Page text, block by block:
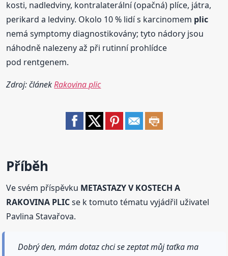
kosti, nadledviny, kontralaterální (opačná) plíce, játra,
perikard a ledviny. Okolo 10 % lidí s karcinomem plic
nemá symptomy diagnostikovány; tyto nádory jsou
náhodně nalezeny až při rutinní prohlídce
pod rentgenem.
Zdroj: článekRakovina plic
Příběh
Ve svém příspěvku METASTAZY V KOSTECH A
RAKOVINA PLICse k tomuto tématu vyjádřil uživatel
Pavlina Stavařova.
Dobrý den, mám dotaz chci se zeptat můj taťka ma